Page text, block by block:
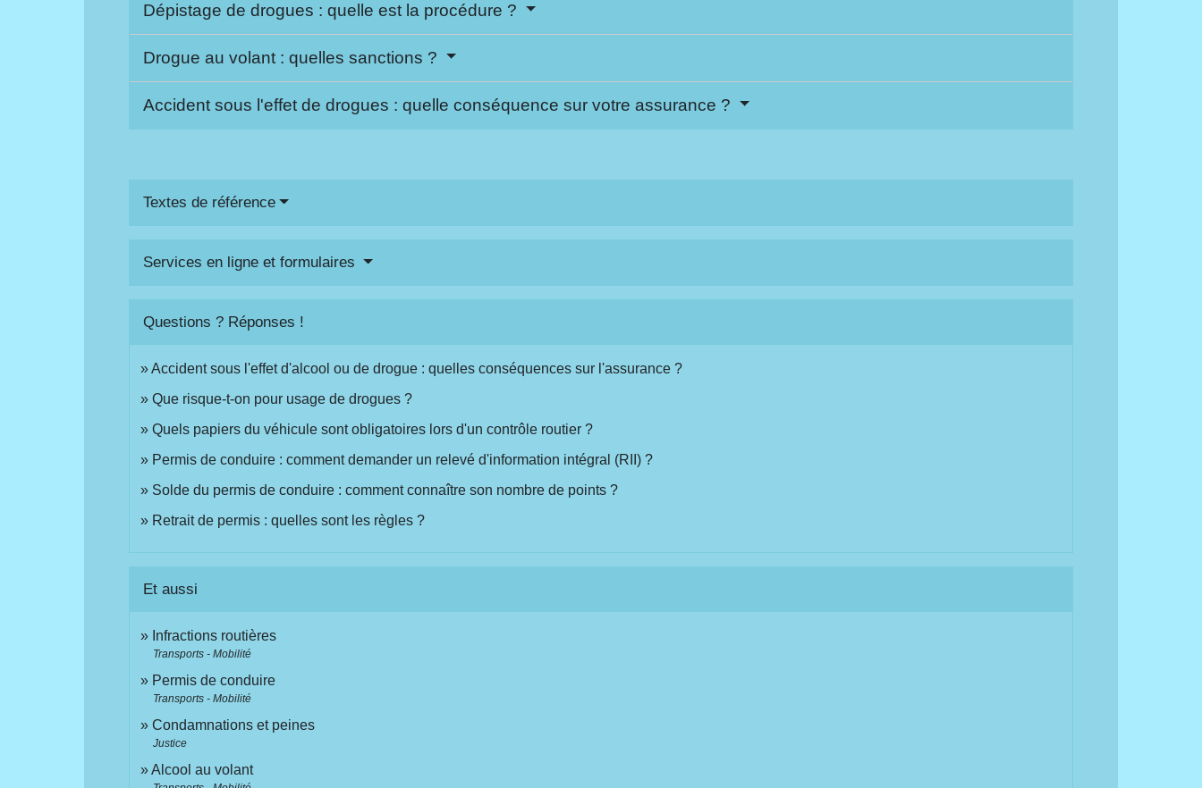
Dépistage de drogues : quelle est la procédure ?
Drogue au volant : quelles sanctions ?
Accident sous l'effet de drogues : quelle conséquence sur votre assurance ?
Textes de référence
Services en ligne et formulaires
Questions ? Réponses !
Accident sous l'effet d'alcool ou de drogue : quelles conséquences sur l'assurance ?
Que risque-t-on pour usage de drogues ?
Quels papiers du véhicule sont obligatoires lors d'un contrôle routier ?
Permis de conduire : comment demander un relevé d'information intégral (RII) ?
Solde du permis de conduire : comment connaître son nombre de points ?
Retrait de permis : quelles sont les règles ?
Et aussi
Infractions routières
Transports - Mobilité
Permis de conduire
Transports - Mobilité
Condamnations et peines
Justice
Alcool au volant